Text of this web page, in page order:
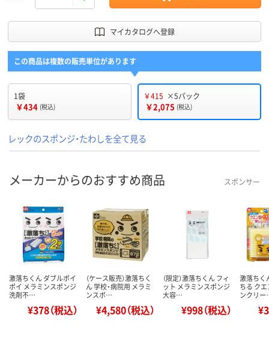
マイカタログへ登録
この商品は複数の販売単位があります
1袋
￥434 (税込)
￥415 ×5パック
￥2,075 (税込)
レックのスポンジ・たわしを全て見る
メーカーからのおすすめ商品 スポンサー
激落ちくん ダブルポイ
ポイ メラミンスポンジ
洗剤不…
¥378（税込）
（ケース販売）激落ちく
ん 学校・病院用 メラミ
ンスポ…
¥4,580（税込）
（限定）激落ちくん フィ
ット メラミンスポンジ
大容…
¥998（税込）
激落ちく
ちる ク
ンクリ